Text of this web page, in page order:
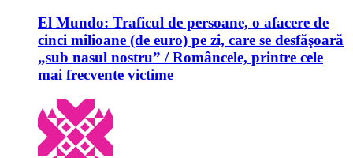
El Mundo: Traficul de persoane, o afacere de
cinci milioane (de euro) pe zi, care se desfăşoară
„sub nasul nostru” / Româncele, printre cele
mai frecvente victime